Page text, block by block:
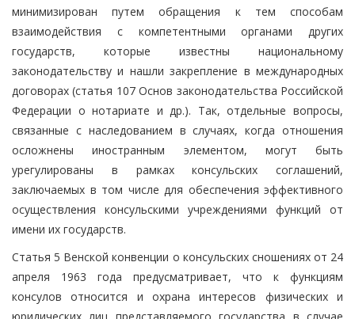
минимизирован путем обращения к тем способам
взаимодействия с компетентными органами других
государств, которые известны национальному
законодательству и нашли закрепление в международных
договорах (статья 107 Основ законодательства Российской
Федерации о нотариате и др.). Так, отдельные вопросы,
связанные с наследованием в случаях, когда отношения
осложнены иностранным элементом, могут быть
урегулированы в рамках консульских соглашений,
заключаемых в том числе для обеспечения эффективного
осуществления консульскими учреждениями функций от
имени их государств.
Статья 5 Венской конвенции о консульских сношениях от 24
апреля 1963 года предусматривает, что к функциям
консулов относится и охрана интересов физических и